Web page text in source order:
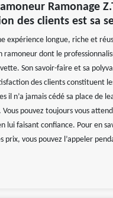
Ramonage
des clients est sa
expérience longue, riche et
ramoneur dont le
Son savoir-faire et sa
des clients constituent
il n’a jamais cédé sa place de
Vous pouvez toujours vous
lui faisant confiance. Pour en
prix, vous pouvez l’appeler